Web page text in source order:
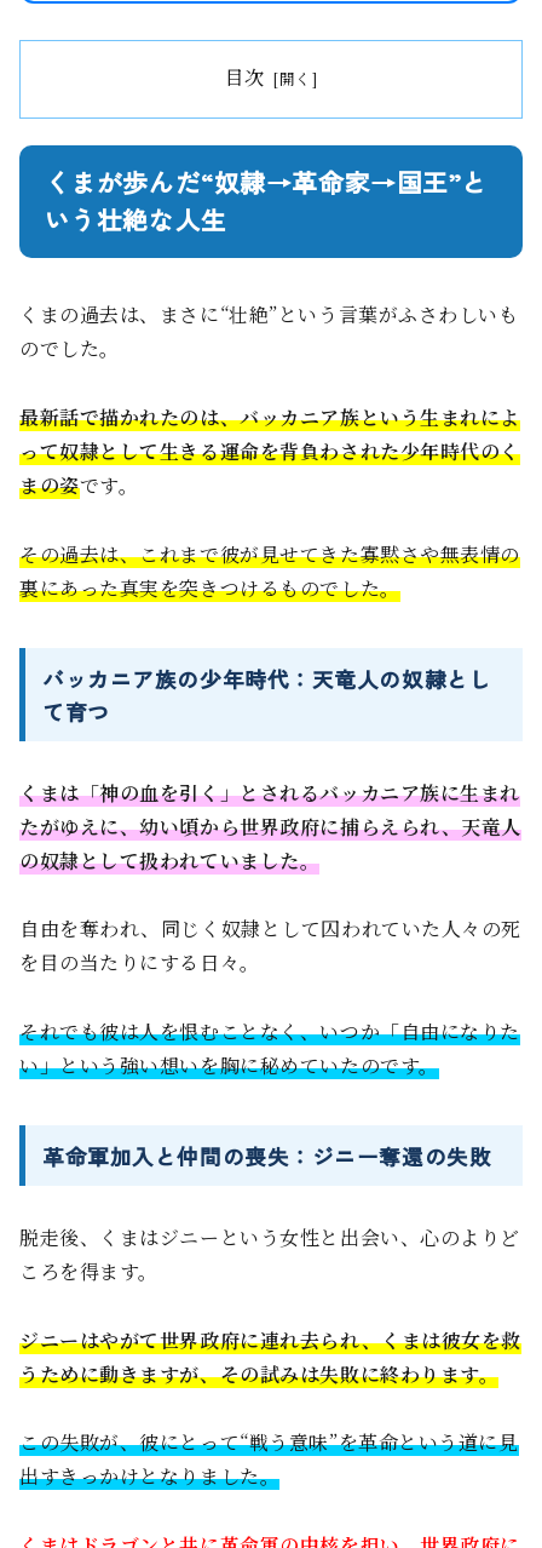
目次
くまが歩んだ“奴隷→革命家→国王”と
いう壮絶な人生
くまの過去は、まさに“壮絶”という言葉がふさわしいも
のでした。
最新話で描かれたのは、バッカニア族という生まれによ
って奴隷として生きる運命を背負わされた少年時代のく
まの姿です。
その過去は、これまで彼が見せてきた寡黙さや無表情の
裏にあった真実を突きつけるものでした。
バッカニア族の少年時代：天竜人の奴隷とし
て育つ
くまは「神の血を引く」とされるバッカニア族に生まれ
たがゆえに、幼い頃から世界政府に捕らえられ、天竜人
の奴隷として扱われていました。
自由を奪われ、同じく奴隷として囚われていた人々の死
を目の当たりにする日々。
それでも彼は人を恨むことなく、いつか「自由になりた
い」という強い想いを胸に秘めていたのです。
革命軍加入と仲間の喪失：ジニー奪還の失敗
脱走後、くまはジニーという女性と出会い、心のよりど
ころを得ます。
ジニーはやがて世界政府に連れ去られ、くまは彼女を救
うために動きますが、その試みは失敗に終わります。
この失敗が、彼にとって“戦う意味”を革命という道に見
出すきっかけとなりました。